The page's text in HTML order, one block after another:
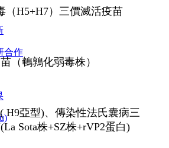
合作
（H5+H7）三價滅活疫苗
（鵪鶉化弱毒株）
H9亞型)、傳染性法氏囊病三
Sota株+SZ株+rVP2蛋白)